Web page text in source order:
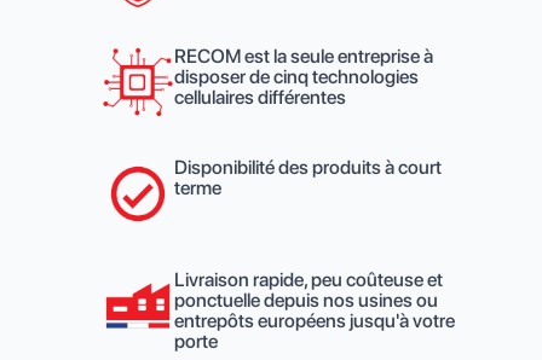
RECOM est la seule entreprise à
disposer de cinq technologies
cellulaires différentes
Disponibilité des produits à court
terme
Livraison rapide, peu coûteuse et
ponctuelle depuis nos usines ou
entrepôts européens jusqu'à votre
porte